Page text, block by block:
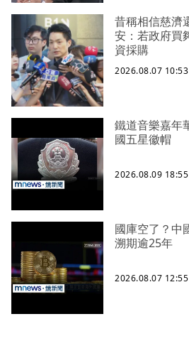
昔稱相信慈
安：若政府買
資採購
2026.08.07 10:53
鐵道音樂嘉
國五星徽帽
2026.08.09 18:55
國庫空了？
溯期逾25年
2026.08.07 12:55